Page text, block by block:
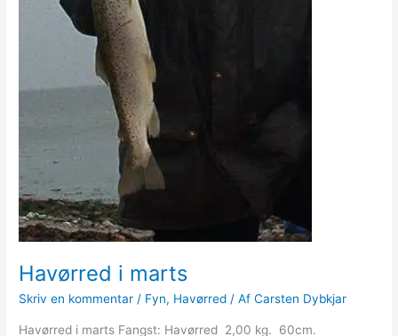
Havørred i marts
Skriv en kommentar / Fyn, Havørred / AfCarsten Dybkjar
Havørred i marts Fangst: Havørred 2,00 kg. 60cm.